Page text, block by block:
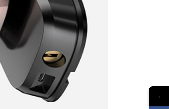
→